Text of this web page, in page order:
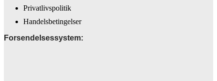
Privatlivspolitik
Handelsbetingelser
Forsendelsessystem: